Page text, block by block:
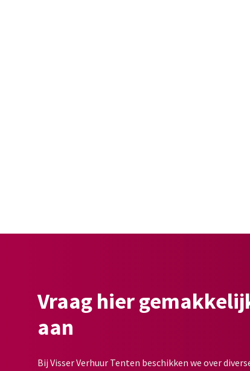
Vraag hier
aan
Bij Visser Verhuur Tenten beschikken we over